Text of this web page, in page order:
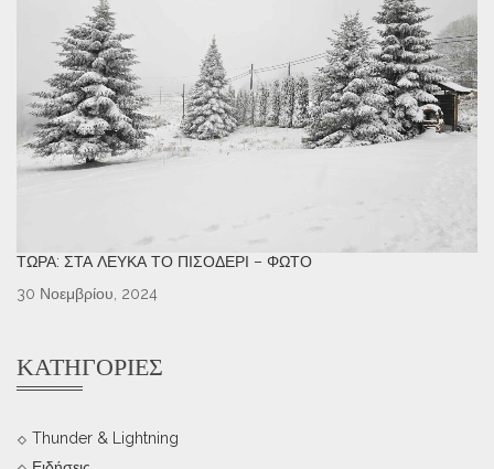
ΤΏΡΑ: ΣΤΑ ΛΕΥΚΆ ΤΟ ΠΙΣΟΔΈΡΙ – ΦΩΤΌ
30 Νοεμβρίου, 2024
ΚΑΤΗΓΟΡΊΕΣ
Thunder & Lightning